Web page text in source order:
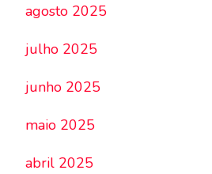
agosto 2025
julho 2025
junho 2025
maio 2025
abril 2025